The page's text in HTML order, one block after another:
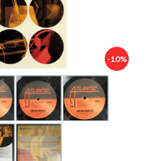
-10%